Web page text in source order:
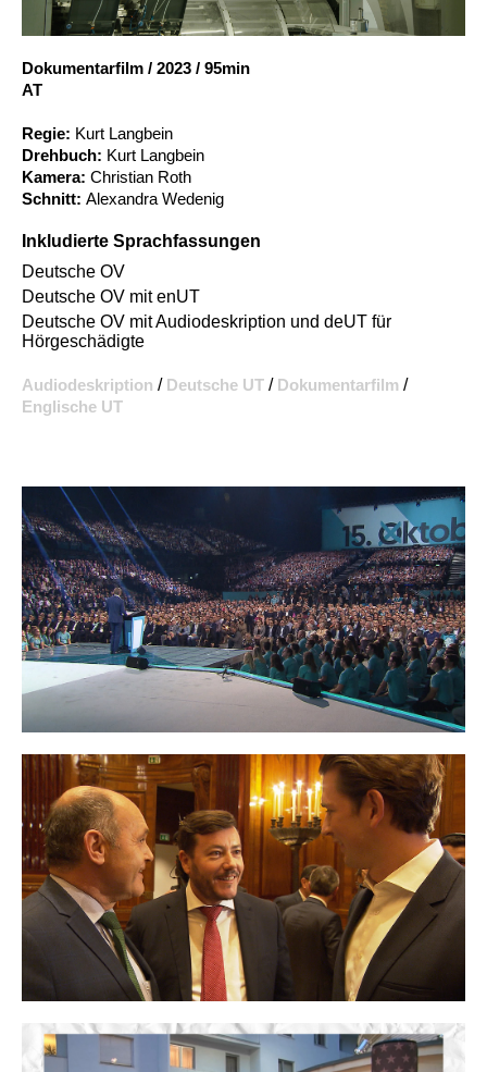
Account
Dokumentarfilm / 2023 / 95min
AT
Regie: Kurt Langbein
Drehbuch: Kurt Langbein
Kamera: Christian Roth
Schnitt: Alexandra Wedenig
Inkludierte Sprachfassungen
Deutsche OV
Deutsche OV mit enUT
Deutsche OV mit Audiodeskription und deUT für
Hörgeschädigte
Audiodeskription / Deutsche UT / Dokumentarfilm /
Englische UT